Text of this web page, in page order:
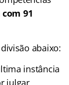
91
abaixo:
instância
julgar